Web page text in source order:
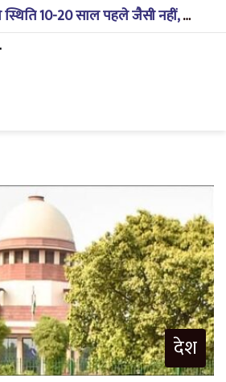
लंबित मुकदमों की स्थिति 10-20 साल पहले जैसी नहीं, प्रौद्योगिकी से मिले बहुत अच्छे परिणाम: सीजेआई
देश